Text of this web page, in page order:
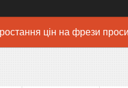
цін на фрези